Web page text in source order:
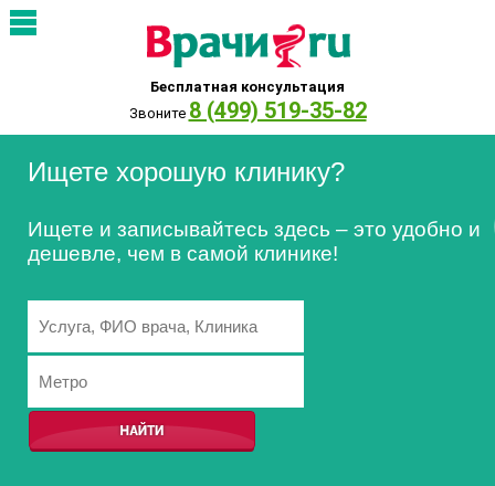
Бесплатная консультация
Звоните 8 (499) 519-35-82
Ищете хорошую клинику?
Ищете и записывайтесь здесь – это удобно и
дешевле, чем в самой клинике!